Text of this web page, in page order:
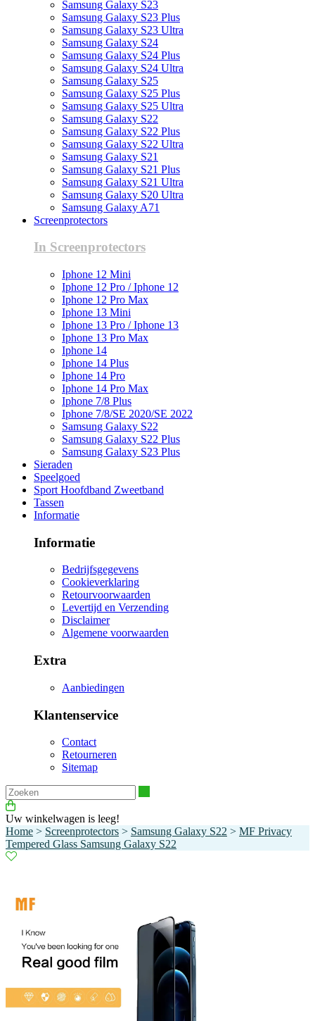
Samsung Galaxy S23
Samsung Galaxy S23 Plus
Samsung Galaxy S23 Ultra
Samsung Galaxy S24
Samsung Galaxy S24 Plus
Samsung Galaxy S24 Ultra
Samsung Galaxy S25
Samsung Galaxy S25 Plus
Samsung Galaxy S25 Ultra
Samsung Galaxy S22
Samsung Galaxy S22 Plus
Samsung Galaxy S22 Ultra
Samsung Galaxy S21
Samsung Galaxy S21 Plus
Samsung Galaxy S21 Ultra
Samsung Galaxy S20 Ultra
Samsung Galaxy A71
Screenprotectors
In Screenprotectors
Iphone 12 Mini
Iphone 12 Pro / Iphone 12
Iphone 12 Pro Max
Iphone 13 Mini
Iphone 13 Pro / Iphone 13
Iphone 13 Pro Max
Iphone 14
Iphone 14 Plus
Iphone 14 Pro
Iphone 14 Pro Max
Iphone 7/8 Plus
Iphone 7/8/SE 2020/SE 2022
Samsung Galaxy S22
Samsung Galaxy S22 Plus
Samsung Galaxy S23 Plus
Sieraden
Speelgoed
Sport Hoofdband Zweetband
Tassen
Informatie
Informatie
Bedrijfsgegevens
Cookieverklaring
Retourvoorwaarden
Levertijd en Verzending
Disclaimer
Algemene voorwaarden
Extra
Aanbiedingen
Klantenservice
Contact
Retourneren
Sitemap
Uw winkelwagen is leeg!
Home > Screenprotectors > Samsung Galaxy S22 > MF Privacy
Tempered Glass Samsung Galaxy S22